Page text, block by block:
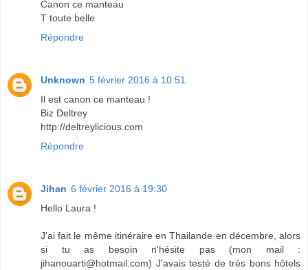
Canon ce manteau
T toute belle
Répondre
Unknown 5 février 2016 à 10:51
Il est canon ce manteau !
Biz Deltrey
http://deltreylicious.com
Répondre
Jihan 6 février 2016 à 19:30
Hello Laura !
J'ai fait le même itinéraire en Thailande en décembre, alors
si tu as besoin n'hésite pas (mon mail :
jihanouarti@hotmail.com) J'avais testé de très bons hôtels